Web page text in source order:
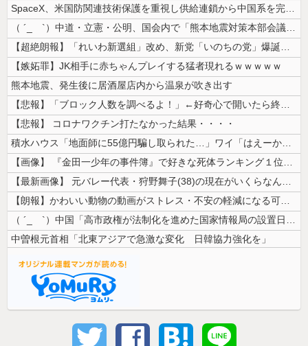
SpaceX、米国防関連技術保護を重視し供給連鎖から中国系を完全排除へ...
（ ´_ゝ`）中道・立憲・公明、国会内で「熊本地震対策本部会議」各省庁...
【超絶朗報】「れいわ新選組」改め、新党「いのちの党」爆誕！！！うおおお...
【嫉妬罪】JK相手に赤ちゃんプレイする猛者現れるｗｗｗｗｗ
熊本地震、発生後に居酒屋店内から温泉が吹き出す
【悲報】「ブロック人数を調べるよ！」←好奇心で開いたら終わるサイトだっ...
【悲報】 コロナワクチン打たなかった結果・・・・
積水ハウス「地面師に55億円騙し取られた…」ワイ「はえーかわいそう…会...
【画像】 『金田一少年の事件簿』で好きな死体ランキング１位がこちら！
【最新画像】 元バレー代表・狩野舞子(38)の現在がいくらなんでも即ハ...
【朗報】かわいい動物の動画がストレス・不安の軽減になる可能性。英大学の...
（ ´_ゝ`）中国「高市政権が法制化を進めた国家情報局の設置日が7月3...
中曽根元首相「北東アジアで急激な変化 日韓協力強化を」